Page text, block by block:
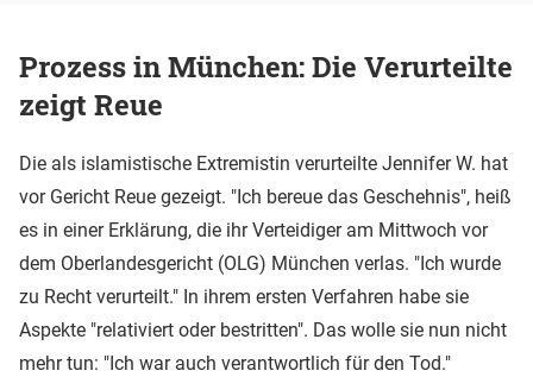
Prozess in München: Die Verurteilte
zeigt Reue
Die als islamistische Extremistin verurteilte Jennifer W. hat
vor Gericht Reue gezeigt. "Ich bereue das Geschehnis", heiß
es in einer Erklärung, die ihr Verteidiger am Mittwoch vor
dem Oberlandesgericht (OLG) München verlas. "Ich wurde
zu Recht verurteilt." In ihrem ersten Verfahren habe sie
Aspekte "relativiert oder bestritten". Das wolle sie nun nicht
mehr tun: "Ich war auch verantwortlich für den Tod."